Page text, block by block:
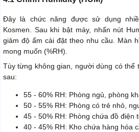
Đây là chức năng được sử dụng
Kosmen. Sau khi bật máy, nhấn nút
giảm độ ẩm cài đặt theo nhu cầu. Màn
mong muốn (%RH).
Tùy từng không gian, người dùng có thể
sau:
55 - 60% RH: Phòng ngủ, phòng
50 - 55% RH: Phòng có trẻ nhỏ,
45 - 50% RH: Phòng chứa đồ điện
40 - 45% RH: Kho chứa hàng hóa